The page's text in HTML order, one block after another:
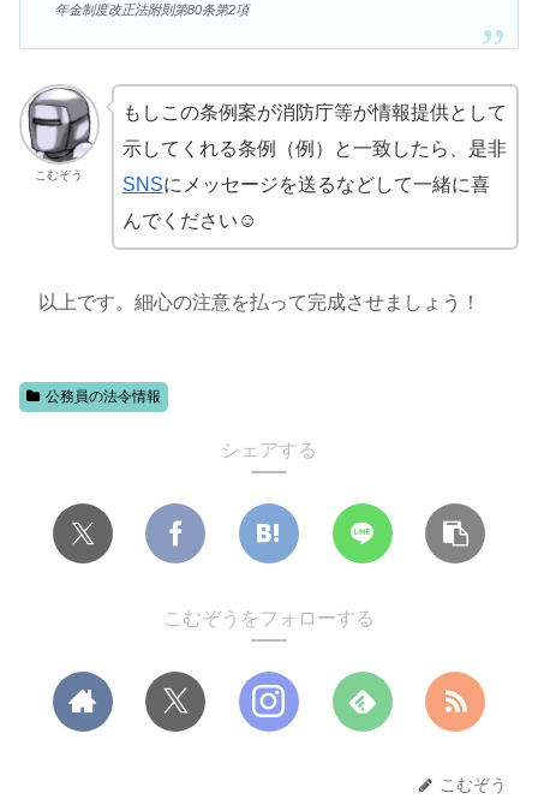
年金制度改正法附則第80条第2項
こむぞう
もしこの条例案が消防庁等が情報提供として
示してくれる条例（例）と一致したら、是非
SNSにメッセージを送るなどして一緒に喜
んでください☺
以上です。細心の注意を払って完成させましょう！
公務員の法令情報
シェアする
こむぞうをフォローする
こむぞう